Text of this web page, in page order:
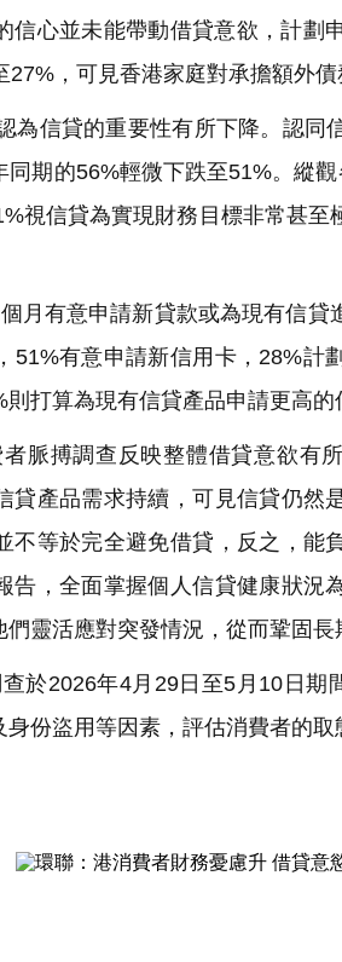
信心並未能帶動借貸意欲，計劃
，可見香港家庭對承擔額外
信貸的重要性有所下降。認同
期的56%輕微下跌至51%。縱
視信貸為實現財務目標非常甚
有意申請新貸款或為現有信貸
51%有意申請新信用卡，28%計
打算為現有信貸產品申請更高的
脈搏調查反映整體借貸意欲有
貸產品需求持續，可見信貸仍然
不等於完全避免借貸，反之，能
告，全面掌握個人信貸健康狀況
靈活應對突發情況，從而鞏固長
於2026年4月29日至5月10日期
份盜用等因素，評估消費者的取